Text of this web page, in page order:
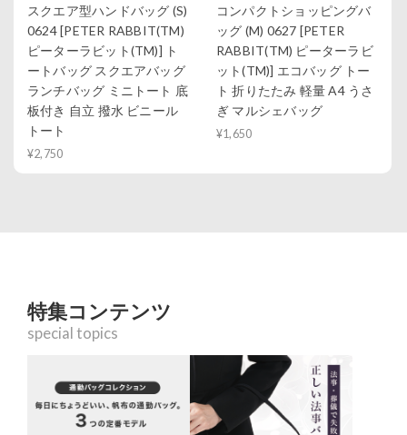
スクエア型ハンドバッグ (S)
0624 [PETER RABBIT(TM)
ピーターラビット(TM)] ト
ートバッグ スクエアバッグ
ランチバッグ ミニトート 底
板付き 自立 撥水 ビニール
トート
¥2,750
コンパクトショッピングバ
ッグ (M) 0627 [PETER
RABBIT(TM) ピーターラビ
ット(TM)] エコバッグ トー
ト 折りたたみ 軽量 A4 うさ
ぎ マルシェバッグ
¥1,650
特集コンテンツ
special topics